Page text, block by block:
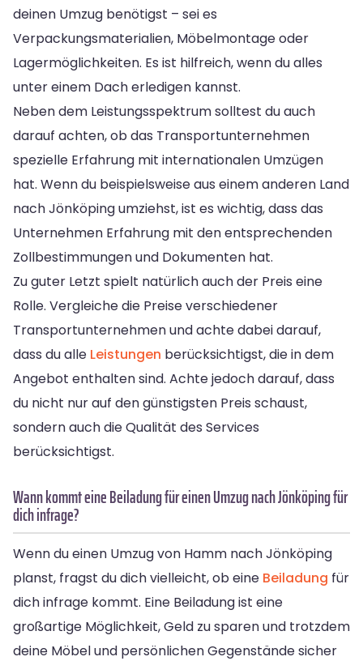
deinen Umzug benötigst – sei es
Verpackungsmaterialien, Möbelmontage oder
Lagermöglichkeiten. Es ist hilfreich, wenn du alles
unter einem Dach erledigen kannst.
Neben dem Leistungsspektrum solltest du auch
darauf achten, ob das Transportunternehmen
spezielle Erfahrung mit internationalen Umzügen
hat. Wenn du beispielsweise aus einem anderen Land
nach Jönköping umziehst, ist es wichtig, dass das
Unternehmen Erfahrung mit den entsprechenden
Zollbestimmungen und Dokumenten hat.
Zu guter Letzt spielt natürlich auch der Preis eine
Rolle. Vergleiche die Preise verschiedener
Transportunternehmen und achte dabei darauf,
dass du alle Leistungen berücksichtigst, die in dem
Angebot enthalten sind. Achte jedoch darauf, dass
du nicht nur auf den günstigsten Preis schaust,
sondern auch die Qualität des Services
berücksichtigst.
Wann kommt eine Beiladung für einen Umzug nach Jönköping für
dich infrage?
Wenn du einen Umzug von Hamm nach Jönköping
planst, fragst du dich vielleicht, ob eine Beiladung für
dich infrage kommt. Eine Beiladung ist eine
großartige Möglichkeit, Geld zu sparen und trotzdem
deine Möbel und persönlichen Gegenstände sicher